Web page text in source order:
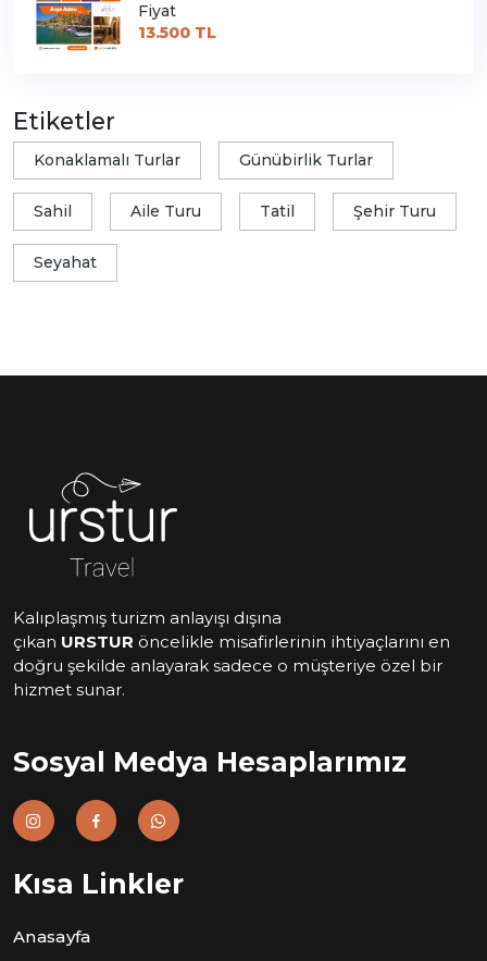
Fiyat
13.500 TL
Etiketler
Konaklamalı Turlar Günübirlik Turlar
Sahil Aile Turu Tatil Şehir Turu
Seyahat
Kalıplaşmış turizm anlayışı dışına
çıkan URSTUR öncelikle misafirlerinin ihtiyaçlarını en
doğru şekilde anlayarak sadece o müşteriye özel bir
hizmet sunar.
Sosyal Medya Hesaplarımız
Kısa Linkler
Anasayfa